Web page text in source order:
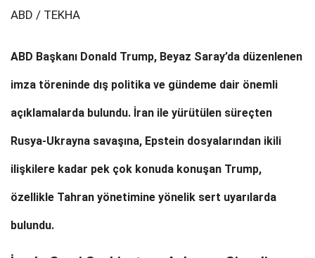
Hattı
Facebook
Youtube
SPOR
ABD / TEKHA
ABD Başkanı Donald Trump, Beyaz Saray’da düzenlenen
imza töreninde dış politika ve gündeme dair önemli
açıklamalarda bulundu. İran ile yürütülen süreçten
Rusya-Ukrayna savaşına, Epstein dosyalarından ikili
ilişkilere kadar pek çok konuda konuşan Trump,
özellikle Tahran yönetimine yönelik sert uyarılarda
bulundu.